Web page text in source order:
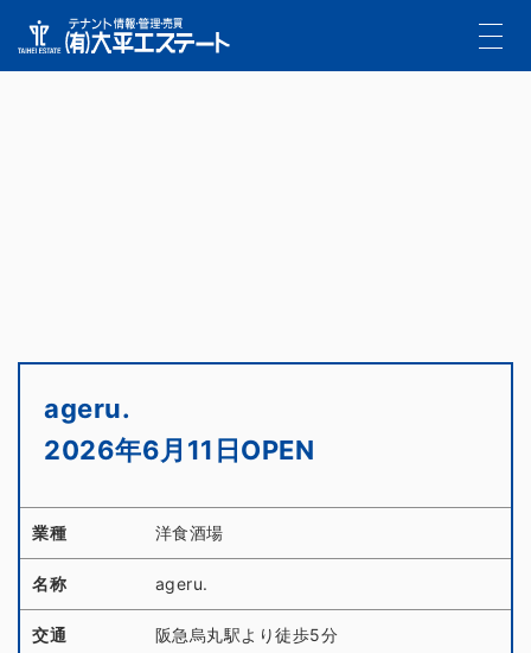
ageru.
2026年6月11日OPEN
業種 洋食酒場
名称 ageru.
交通 阪急烏丸駅より徒歩5分